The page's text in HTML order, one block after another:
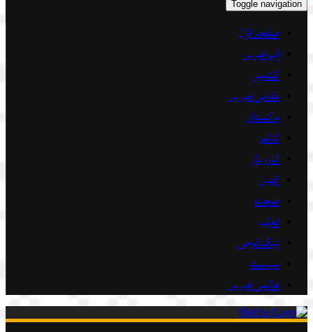
Toggle navigation
صفحہ اوّل
اہم خبریں
کشمیر
مقامی خبریں
پاکستان
کالمز
کاروبار
کھیل
صحت
تعلیم
ٹیکنالوجی
سیاست
عالمی خبریں